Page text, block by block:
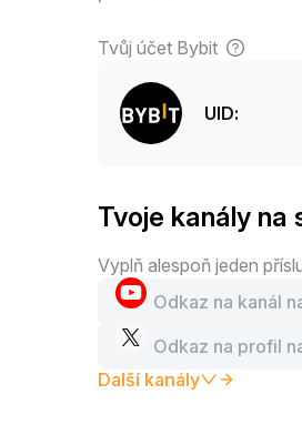
Tvůj účet Bybit
UID:
Tvoje kanály na
Vyplň alespoň jeden
Další kanály